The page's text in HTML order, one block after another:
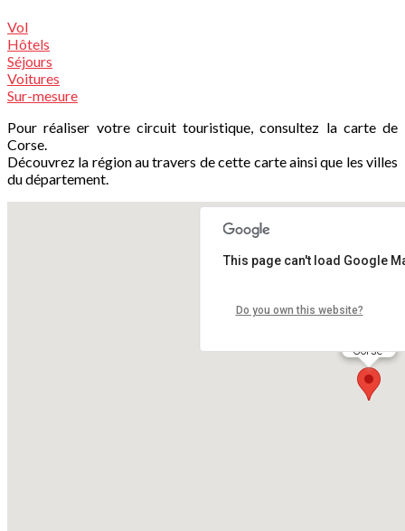
Vol
Hôtels
Séjours
Voitures
Sur-mesure
Pour réaliser votre circuit touristique, consultez la carte de
Corse.
Découvrez la région au travers de cette carte ainsi que les villes
du département.
Corse
This page can't load Google
Do you own this website?